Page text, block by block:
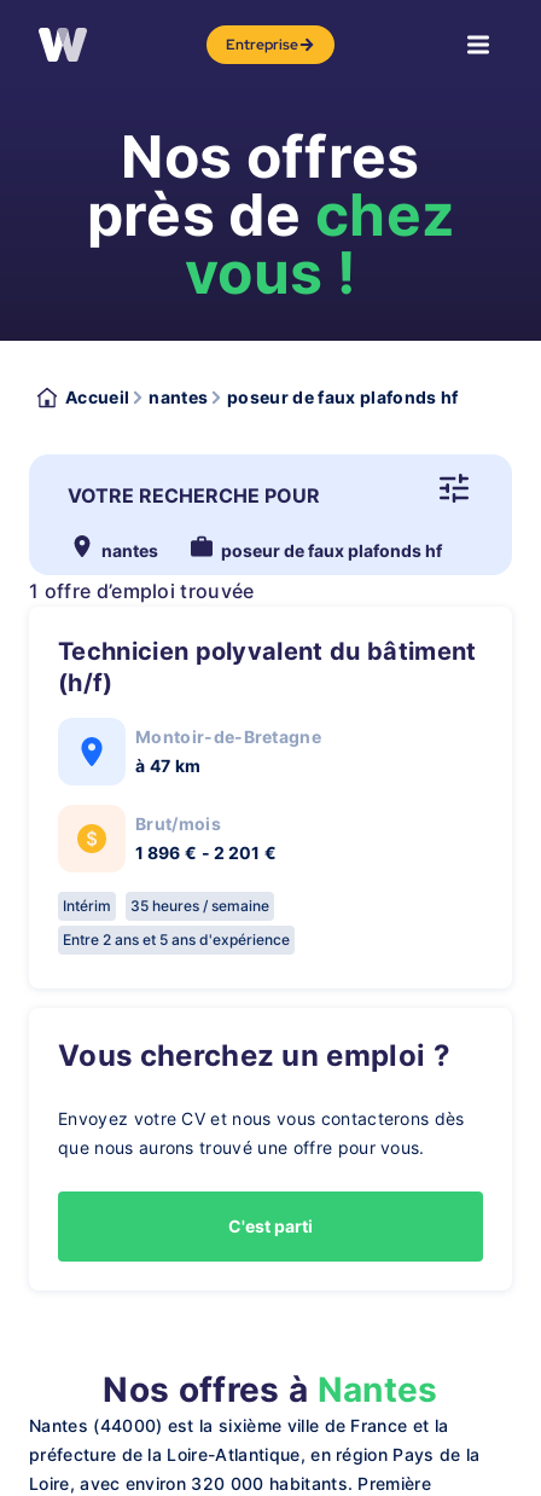
Entreprise
Nos offres
près de chez
vous !
Accueil nantes poseur de faux plafonds hf
VOTRE RECHERCHE POUR
nantes poseur de faux plafonds hf
1 offre d’emploi trouvée
Technicien polyvalent du bâtiment
(h/f)
Montoir-de-Bretagne
à 47 km
Brut/mois
1 896 € - 2 201 €
Intérim
35 heures / semaine
Entre 2 ans et 5 ans d'expérience
Vous cherchez un emploi ?
Envoyez votre CV et nous vous contacterons dès
que nous aurons trouvé une offre pour vous.
C'est parti
Nos offres à Nantes
Nantes (44000) est la sixième ville de France et la
préfecture de la Loire-Atlantique, en région Pays de la
Loire, avec environ 320 000 habitants. Première